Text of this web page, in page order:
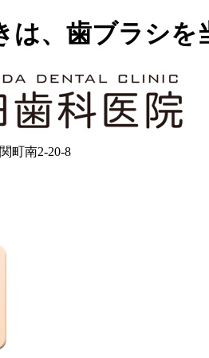
は、歯ブラシ
町南2-20-8